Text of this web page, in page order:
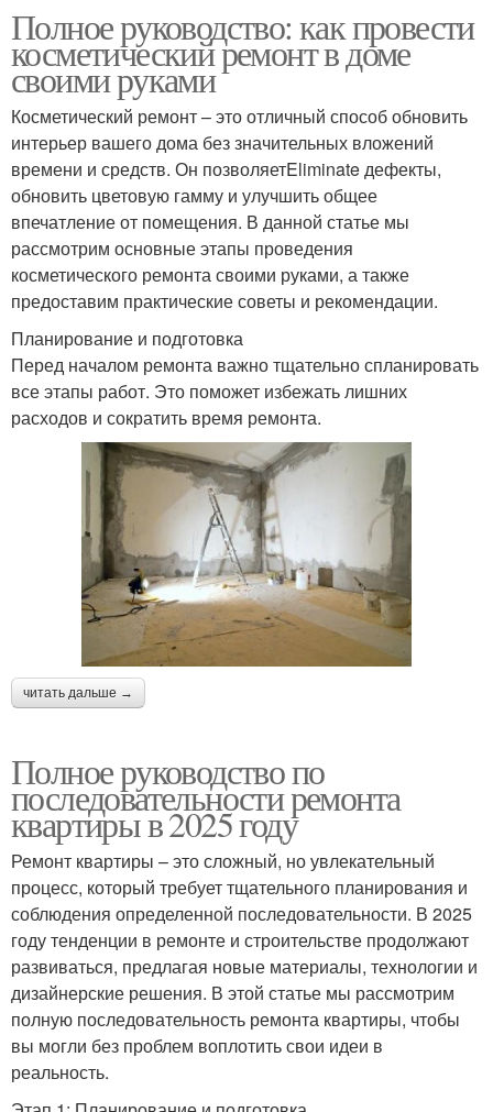
Полное руководство: как провести
косметический ремонт в доме
своими руками
Косметический ремонт – это отличный способ обновить
интерьер вашего дома без значительных вложений
времени и средств. Он позволяетEliminate дефекты,
обновить цветовую гамму и улучшить общее
впечатление от помещения. В данной статье мы
рассмотрим основные этапы проведения
косметического ремонта своими руками, а также
предоставим практические советы и рекомендации.
Планирование и подготовка
Перед началом ремонта важно тщательно спланировать
все этапы работ. Это поможет избежать лишних
расходов и сократить время ремонта.
читать дальше →
Полное руководство по
последовательности ремонта
квартиры в 2025 году
Ремонт квартиры – это сложный, но увлекательный
процесс, который требует тщательного планирования и
соблюдения определенной последовательности. В 2025
году тенденции в ремонте и строительстве продолжают
развиваться, предлагая новые материалы, технологии и
дизайнерские решения. В этой статье мы рассмотрим
полную последовательность ремонта квартиры, чтобы
вы могли без проблем воплотить свои идеи в
реальность.